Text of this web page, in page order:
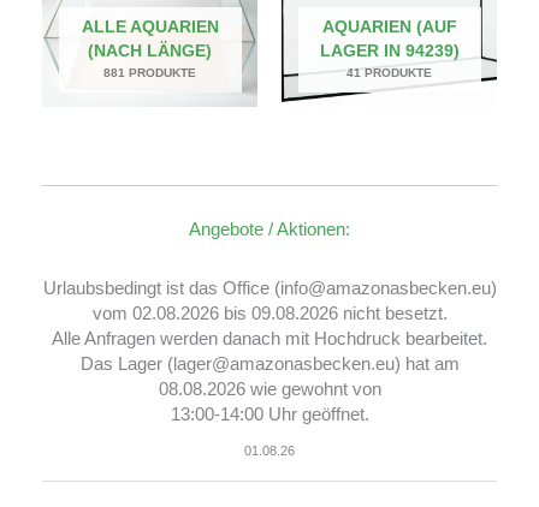
ALLE AQUARIEN
(NACH LÄNGE)
881 PRODUKTE
AQUARIEN (AUF
LAGER IN 94239)
41 PRODUKTE
Angebote / Aktionen:
Urlaubsbedingt ist das Office (info@amazonasbecken.eu)
vom 02.08.2026 bis 09.08.2026 nicht besetzt.
Alle Anfragen werden danach mit Hochdruck bearbeitet.
Das Lager (lager@amazonasbecken.eu) hat am
08.08.2026 wie gewohnt von
13:00-14:00 Uhr geöffnet.
01.08.26